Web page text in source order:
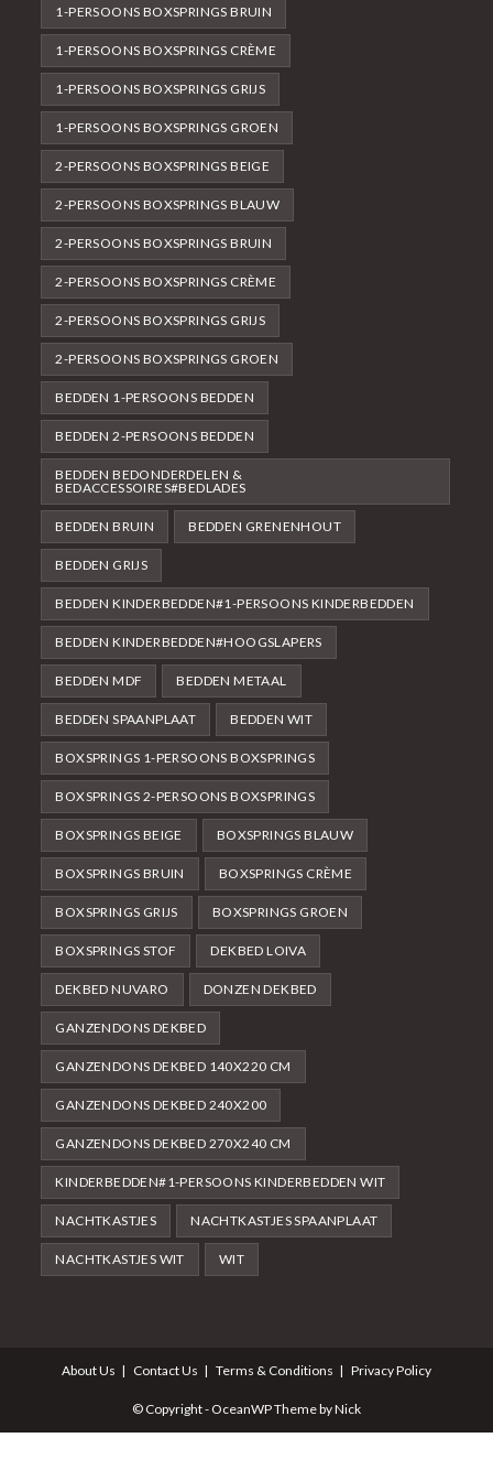
1-PERSOONS BOXSPRINGS BRUIN
1-PERSOONS BOXSPRINGS CRÈME
1-PERSOONS BOXSPRINGS GRIJS
1-PERSOONS BOXSPRINGS GROEN
2-PERSOONS BOXSPRINGS BEIGE
2-PERSOONS BOXSPRINGS BLAUW
2-PERSOONS BOXSPRINGS BRUIN
2-PERSOONS BOXSPRINGS CRÈME
2-PERSOONS BOXSPRINGS GRIJS
2-PERSOONS BOXSPRINGS GROEN
BEDDEN 1-PERSOONS BEDDEN
BEDDEN 2-PERSOONS BEDDEN
BEDDEN BEDONDERDELEN &
BEDACCESSOIRES#BEDLADES
BEDDEN BRUIN BEDDEN GRENENHOUT
BEDDEN GRIJS
BEDDEN KINDERBEDDEN#1-PERSOONS KINDERBEDDEN
BEDDEN KINDERBEDDEN#HOOGSLAPERS
BEDDEN MDF BEDDEN METAAL
BEDDEN SPAANPLAAT BEDDEN WIT
BOXSPRINGS 1-PERSOONS BOXSPRINGS
BOXSPRINGS 2-PERSOONS BOXSPRINGS
BOXSPRINGS BEIGE BOXSPRINGS BLAUW
BOXSPRINGS BRUIN BOXSPRINGS CRÈME
BOXSPRINGS GRIJS BOXSPRINGS GROEN
BOXSPRINGS STOF DEKBED LOIVA
DEKBED NUVARO DONZEN DEKBED
GANZENDONS DEKBED
GANZENDONS DEKBED 140X220 CM
GANZENDONS DEKBED 240X200
GANZENDONS DEKBED 270X240 CM
KINDERBEDDEN#1-PERSOONS KINDERBEDDEN WIT
NACHTKASTJES NACHTKASTJES SPAANPLAAT
NACHTKASTJES WIT WIT
About Us Contact Us Terms & Conditions Privacy Policy
© Copyright - OceanWP Theme by Nick